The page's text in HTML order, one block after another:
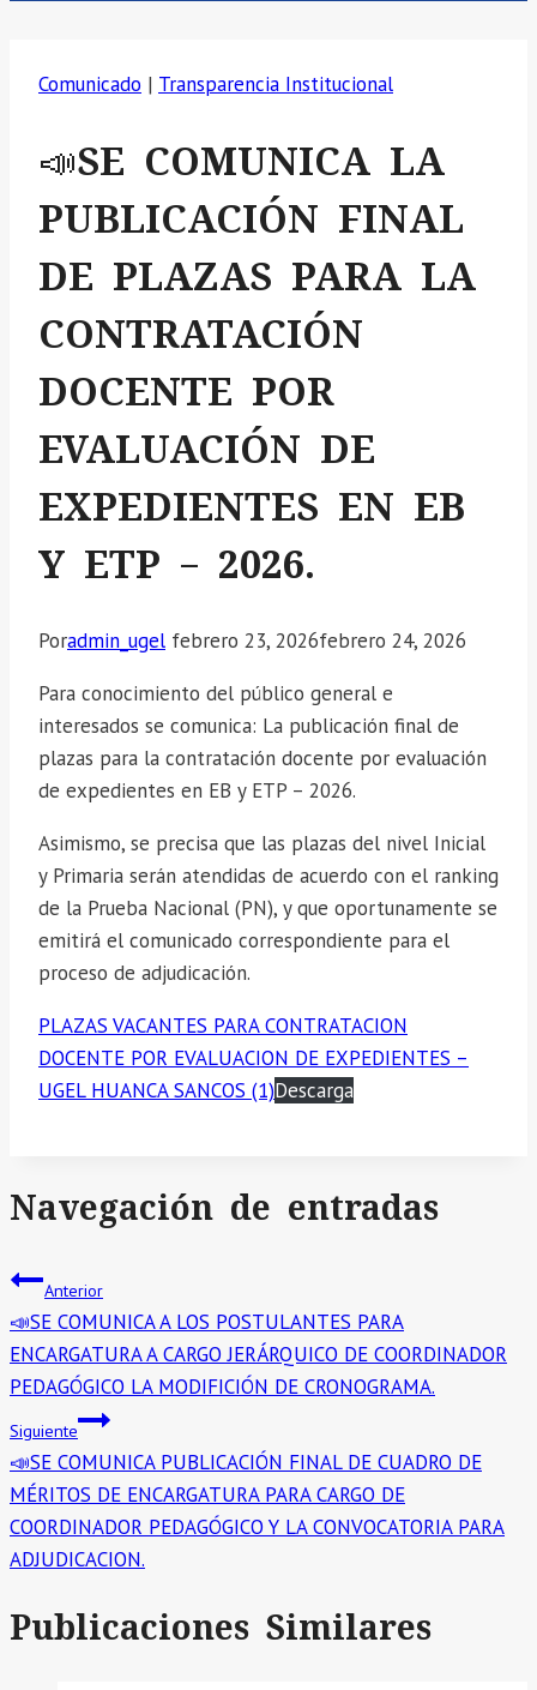
Comunicado | Transparencia Institucional
📣SE COMUNICA LA
PUBLICACIÓN FINAL
DE PLAZAS PARA LA
CONTRATACIÓN
DOCENTE POR
EVALUACIÓN DE
EXPEDIENTES EN EB
Y ETP – 2026.
Poradmin_ugel febrero 23, 2026febrero 24, 2026
Para conocimiento del público general e
interesados se comunica: La publicación final de
plazas para la contratación docente por evaluación
de expedientes en EB y ETP – 2026.
Asimismo, se precisa que las plazas del nivel Inicial
y Primaria serán atendidas de acuerdo con el ranking
de la Prueba Nacional (PN), y que oportunamente se
emitirá el comunicado correspondiente para el
proceso de adjudicación.
PLAZAS VACANTES PARA CONTRATACION
DOCENTE POR EVALUACION DE EXPEDIENTES –
UGEL HUANCA SANCOS (1)Descarga
Navegación de entradas
Anterior
📣SE COMUNICA A LOS POSTULANTES PARA
ENCARGATURA A CARGO JERÁRQUICO DE COORDINADOR
PEDAGÓGICO LA MODIFICIÓN DE CRONOGRAMA.
Siguiente
📣SE COMUNICA PUBLICACIÓN FINAL DE CUADRO DE
MÉRITOS DE ENCARGATURA PARA CARGO DE
COORDINADOR PEDAGÓGICO Y LA CONVOCATORIA PARA
ADJUDICACION.
Publicaciones Similares